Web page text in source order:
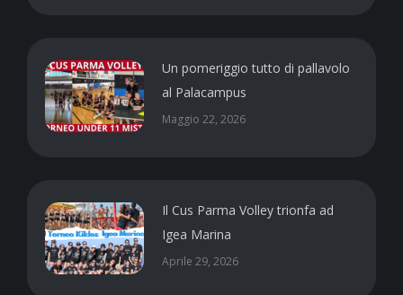
Un pomeriggio tutto di pallavolo
al Palacampus
Maggio 22, 2026
Il Cus Parma Volley trionfa ad
Igea Marina
Aprile 29, 2026